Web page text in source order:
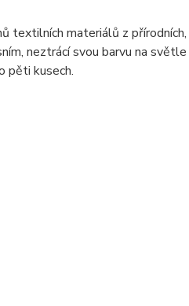
textilních materiálů z
neztrácí svou barvu na světle
pěti kusech.